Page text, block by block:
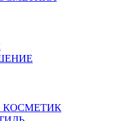
КОСМЕТИК